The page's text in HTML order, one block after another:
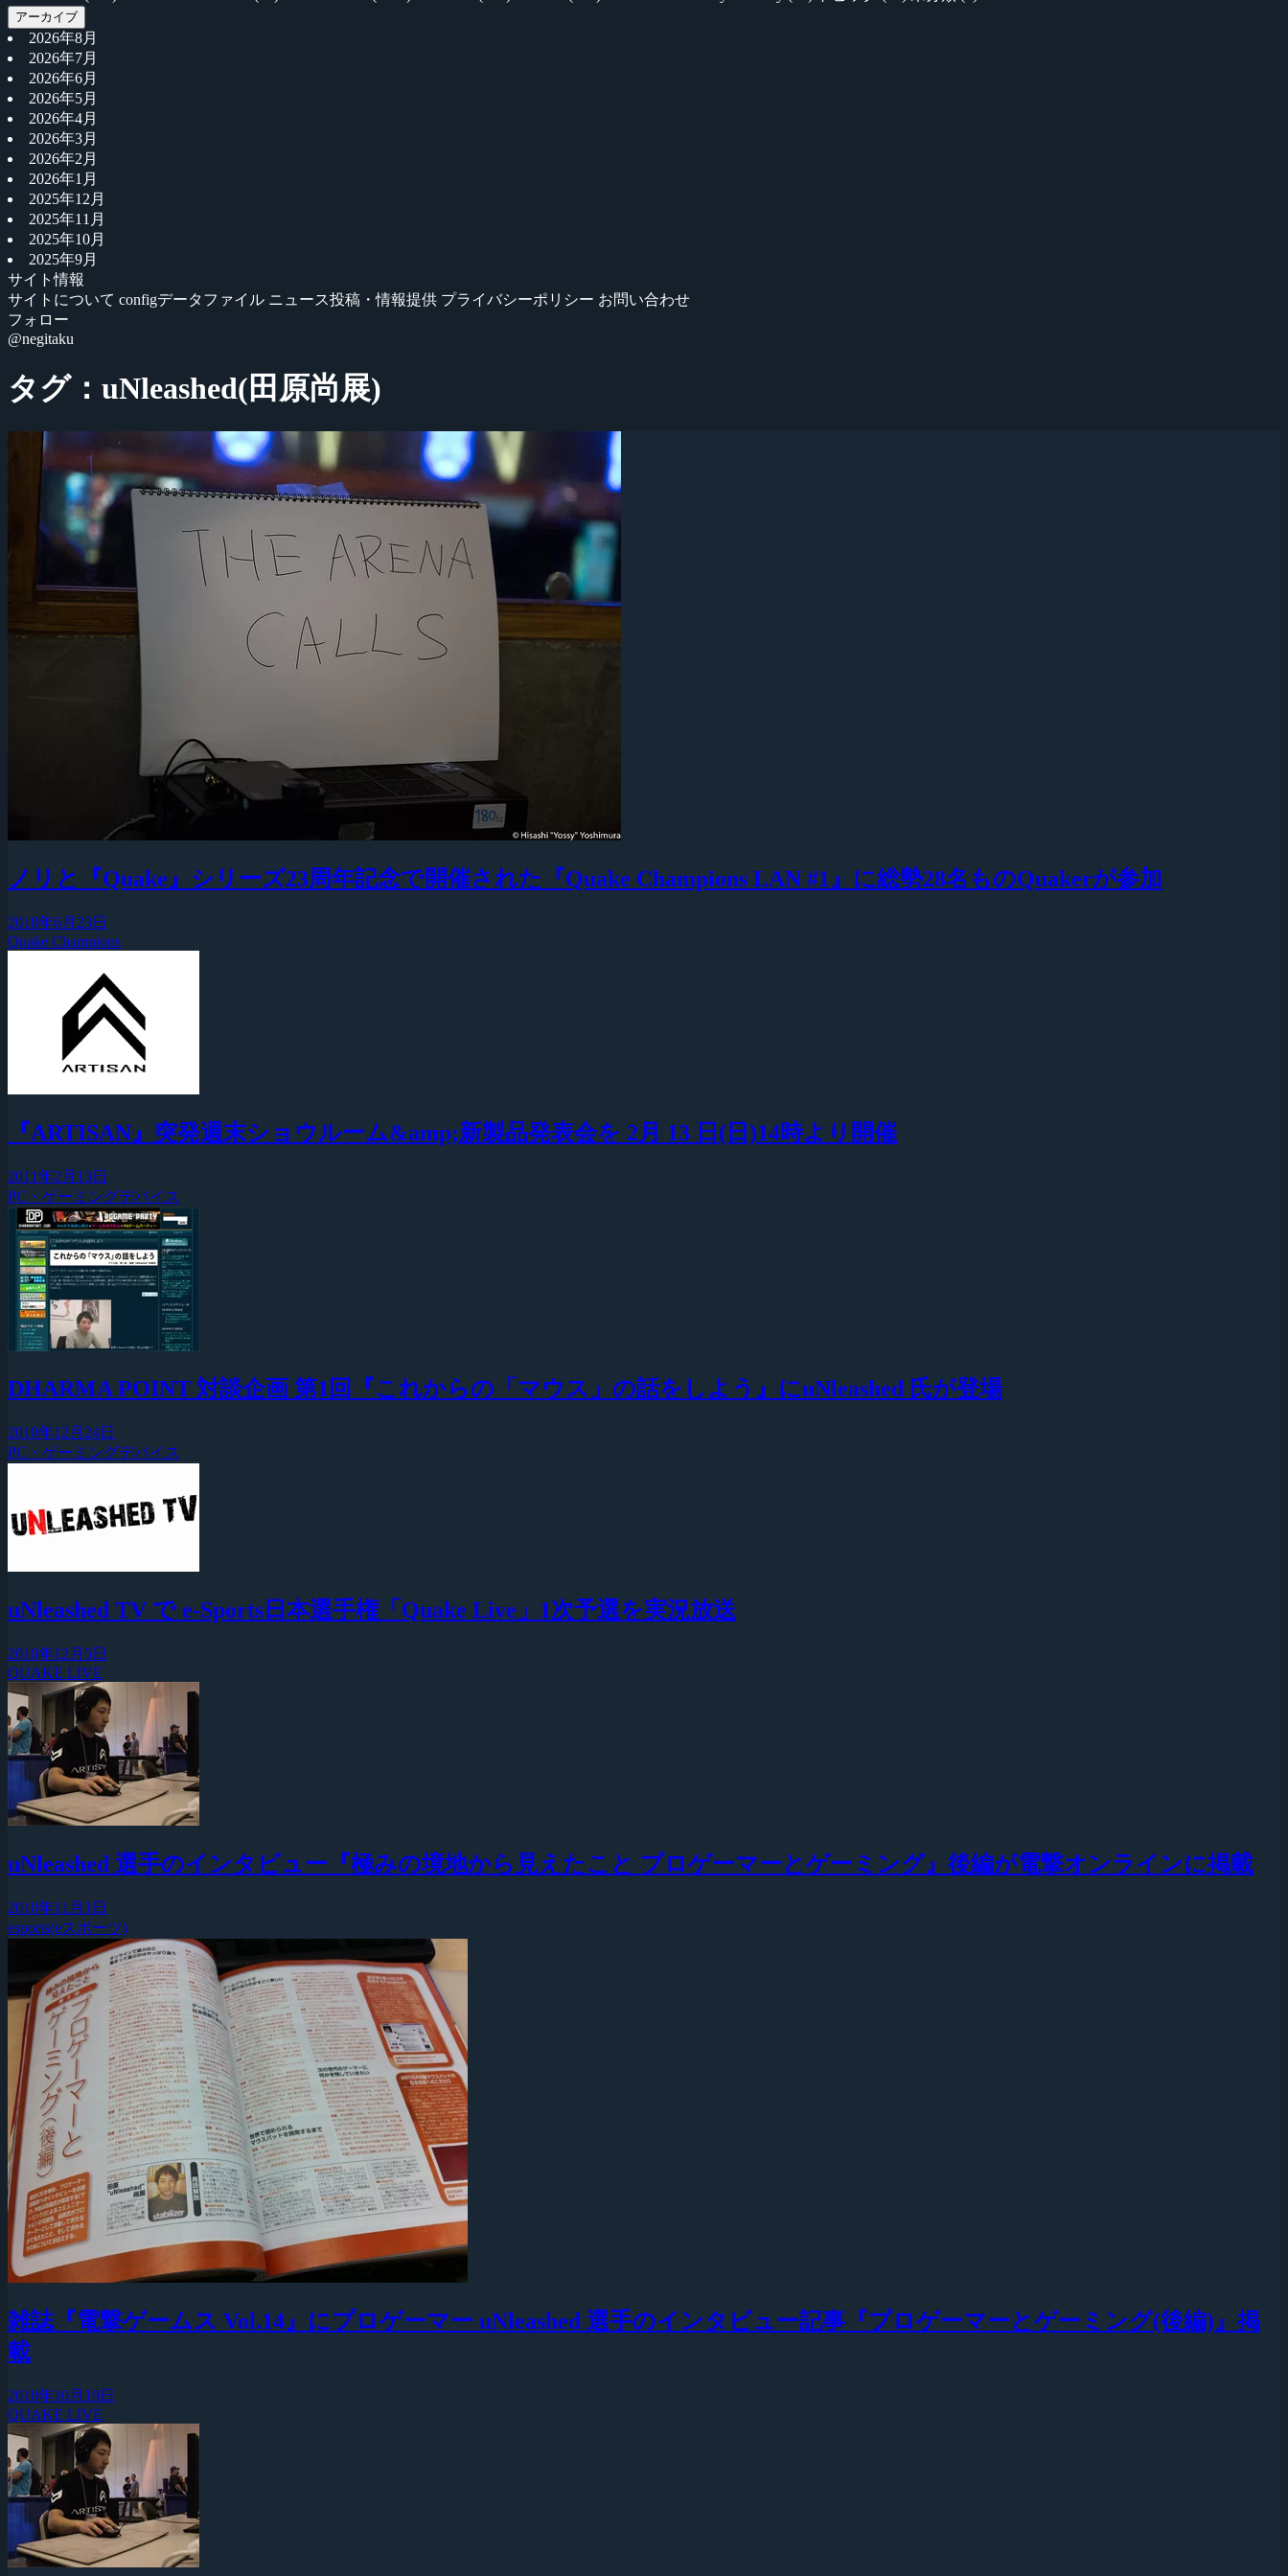
アーカイブ
2026年8月
2026年7月
2026年6月
2026年5月
2026年4月
2026年3月
2026年2月
2026年1月
2025年12月
2025年11月
2025年10月
2025年9月
サイト情報
サイトについて configデータファイル ニュース投稿・情報提供 プライバシーポリシー お問い合わせ
フォロー
@negitaku
タグ：uNleashed(田原尚展)
ノリと『Quake』シリーズ23周年記念で開催された『Quake Champions LAN #1』に総勢28名ものQuakerが参加
2018年6月23日
Quake Champions
『ARTISAN』突発週末ショウルーム&amp;新製品発表会を 2月 13 日(日)14時より開催
2011年2月13日
PC・ゲーミングデバイス
DHARMA POINT 対談企画 第1回『これからの「マウス」の話をしよう』にuNleashed 氏が登場
2010年12月24日
PC・ゲーミングデバイス
uNleashed TV で e-Sports日本選手権「Quake Live」1次予選を実況放送
2010年12月5日
QUAKE LIVE
uNleashed 選手のインタビュー『極みの境地から見えたこと プロゲーマーとゲーミング』後編が電撃オンラインに掲載
2010年11月1日
esports(eスポーツ)
雑誌『電撃ゲームス Vol.14』にプロゲーマー uNleashed 選手のインタビュー記事『プロゲーマーとゲーミング(後編)』掲
載
2010年10月19日
QUAKE LIVE